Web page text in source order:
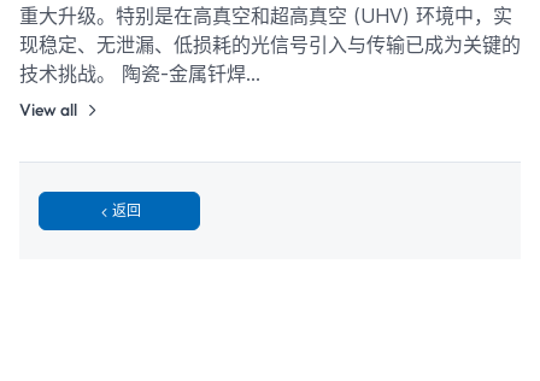
重大升级。特别是在高真空和超高真空 (UHV) 环境中，实
现稳定、无泄漏、低损耗的光信号引入与传输已成为关键的
技术挑战。 陶瓷-金属钎焊…
View all
返回